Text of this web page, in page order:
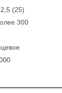
(25)
300